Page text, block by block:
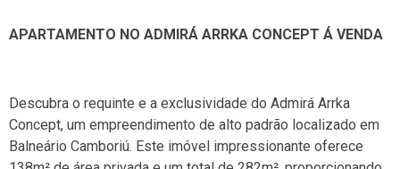
APARTAMENTO NO ADMIRÁ ARRKA CONCEPT Á VENDA
Descubra o requinte e a exclusividade do Admirá Arrka
Concept, um empreendimento de alto padrão localizado em
Balneário Camboriú. Este imóvel impressionante oferece